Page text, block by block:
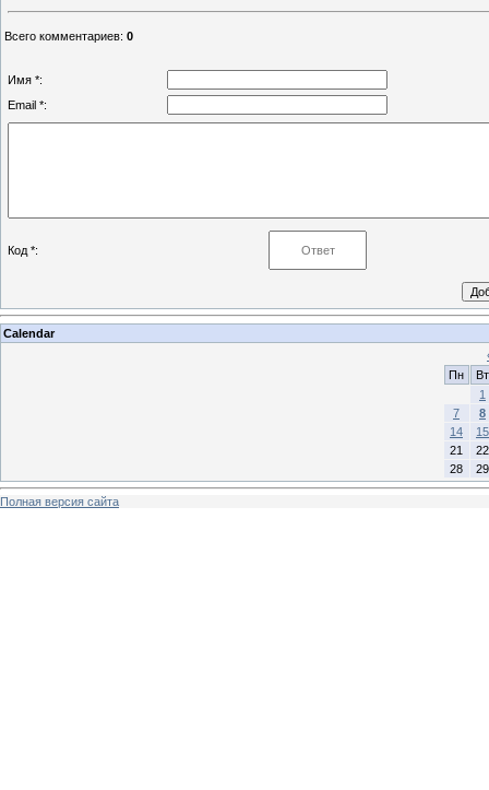
Всего комментариев: 0
Имя *:
Email *:
Код *:
Calendar
Пн
Вт
1
7
8
14
15
21
22
28
29
Полная версия сайта